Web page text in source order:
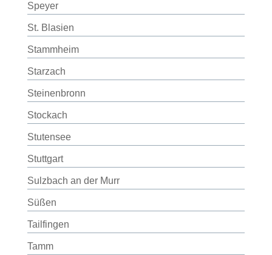
Speyer
St. Blasien
Stammheim
Starzach
Steinenbronn
Stockach
Stutensee
Stuttgart
Sulzbach an der Murr
Süßen
Tailfingen
Tamm